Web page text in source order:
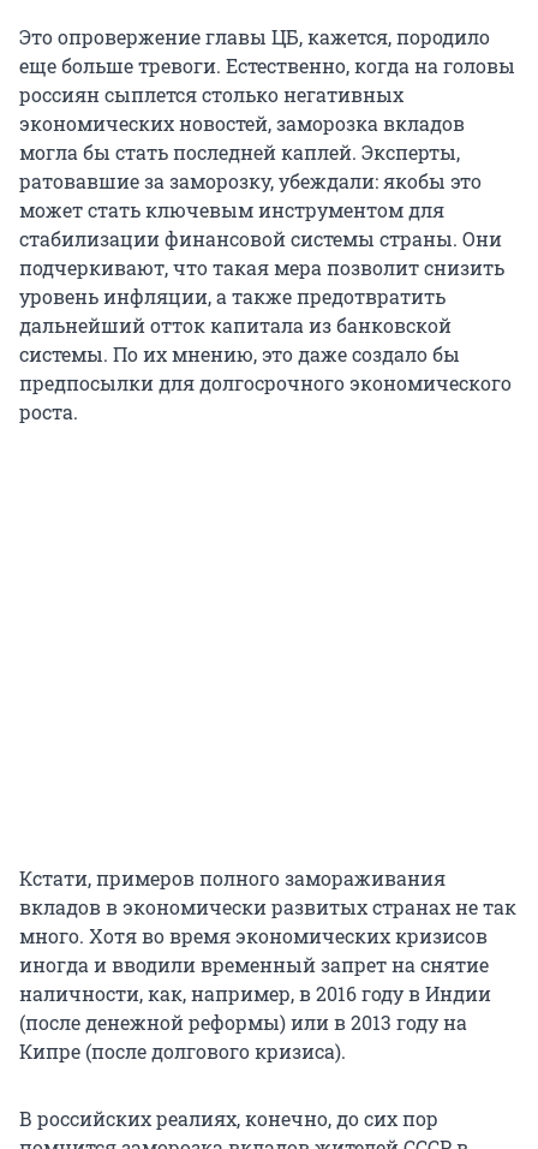
Это опровержение главы ЦБ, кажется, породило
еще больше тревоги. Естественно, когда на головы
россиян сыплется столько негативных
экономических новостей, заморозка вкладов
могла бы стать последней каплей. Эксперты,
ратовавшие за заморозку, убеждали: якобы это
может стать ключевым инструментом для
стабилизации финансовой системы страны. Они
подчеркивают, что такая мера позволит снизить
уровень инфляции, а также предотвратить
дальнейший отток капитала из банковской
системы. По их мнению, это даже создало бы
предпосылки для долгосрочного экономического
роста.
Кстати, примеров полного замораживания
вкладов в экономически развитых странах не так
много. Хотя во время экономических кризисов
иногда и вводили временный запрет на снятие
наличности, как, например, в 2016 году в Индии
(после денежной реформы) или в 2013 году на
Кипре (после долгового кризиса).
В российских реалиях, конечно, до сих пор